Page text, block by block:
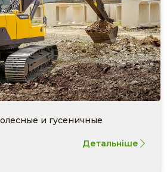
и гусеничные
Детальніше